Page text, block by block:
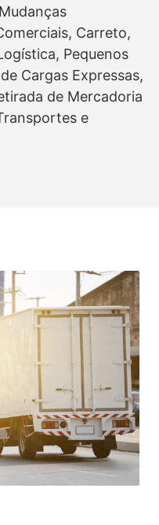
Carreto,
Pequenos
Cargas Expressas,
de Mercadoria
e